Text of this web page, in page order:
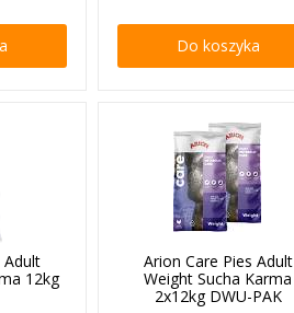
Do koszyka
Adult
12kg
Arion Care Pies Adult
Weight Sucha Karma
2x12kg DWU-PAK